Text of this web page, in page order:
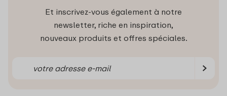
Et inscrivez-vous également à notre
newsletter, riche en inspiration,
nouveaux produits et offres spéciales.